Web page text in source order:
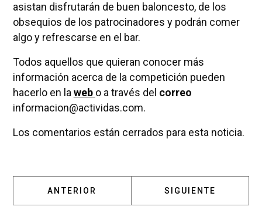
asistan disfrutarán de buen baloncesto, de los
obsequios de los patrocinadores y podrán comer
algo y refrescarse en el bar.
Todos aquellos que quieran conocer más
información acerca de la competición pueden
hacerlo en laweb o a través del correo
informacion@actividas.com.
Los comentarios están cerrados para esta noticia.
ARTÍCULO ANTERIOR: EL CLUB HOCKEY
ANTERIOR ARTÍCULO
SIGUIENTE